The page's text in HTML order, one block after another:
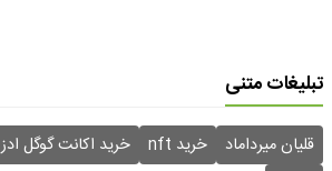
تبلیغات متنی
قلیان میرداماد خرید nft خرید اکانت گوگل ادز